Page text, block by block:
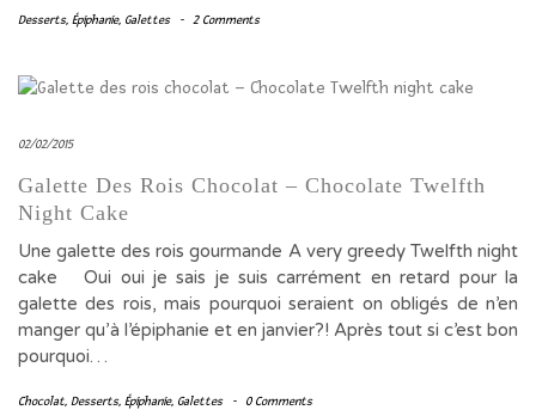
Desserts, Épiphanie, Galettes - 2 Comments
02/02/2015
Galette Des Rois Chocolat – Chocolate Twelfth
Night Cake
Une galette des rois gourmande A very greedy Twelfth night
cake Oui oui je sais je suis carrément en retard pour la
galette des rois, mais pourquoi seraient on obligés de n’en
manger qu’à l’épiphanie et en janvier?! Après tout si c’est bon
pourquoi…
Chocolat, Desserts, Épiphanie, Galettes - 0 Comments